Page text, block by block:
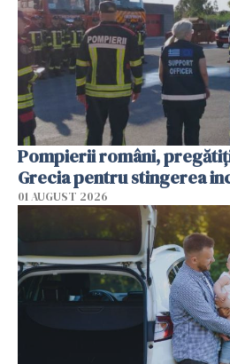
Pompierii români,
Grecia pentru stingerea
01 AUGUST 2026